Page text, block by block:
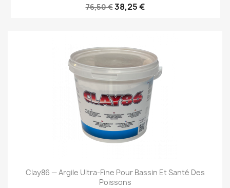
76,50 €38,25 €
Clay86 — Argile Ultra-Fine Pour Bassin Et Santé Des
Poissons